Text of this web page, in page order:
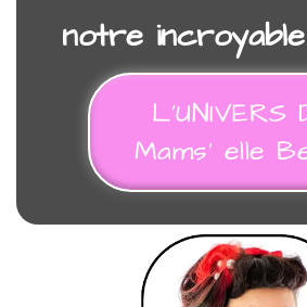
notre
L’UNIVERS
Mams’ elle